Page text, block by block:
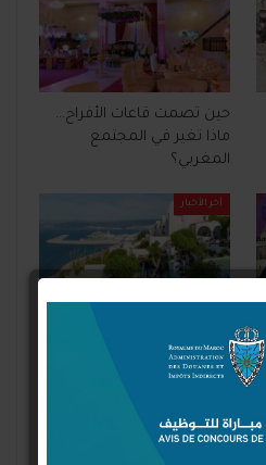
حين تصمت قاعات الأفراح…
ماذا تغير في المجتمع
المغربي؟
آخر الأخبار
هل تمتلك طنجة عرضا
سياحيا متكاملا، أم أنها لا تزال
وموقعها…